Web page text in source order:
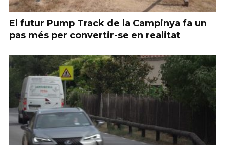
El futur Pump Track de la Campinya fa un
pas més per convertir-se en realitat